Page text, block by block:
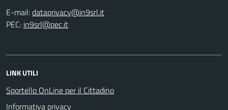
E-mail:
PEC:
LINK UTILI
Sportello OnLine per il Cittadino
Informativa privacy